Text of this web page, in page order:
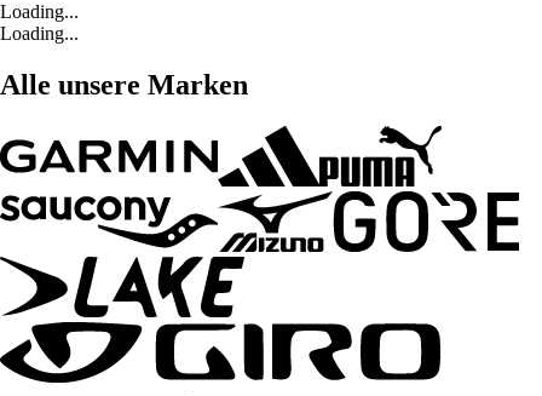
Loading...
Loading...
Alle unsere Marken